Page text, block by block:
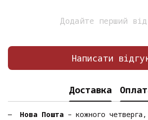
Додайте перший
Написати
Доставка
Нова Пошта – кожного четверга,